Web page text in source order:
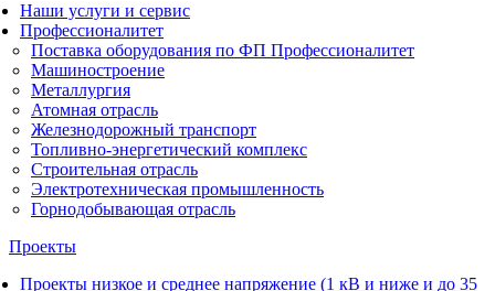
Наши услуги и сервис
Профессионалитет
Поставка оборудования по ФП Профессионалитет
Машиностроение
Металлургия
Атомная отрасль
Железнодорожный транспорт
Топливно-энергетический комплекс
Строительная отрасль
Электротехническая промышленность
Горнодобывающая отрасль
Проекты
Проекты низкое и среднее напряжение (1 кВ и ниже и до 35